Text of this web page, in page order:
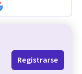
Registrarse